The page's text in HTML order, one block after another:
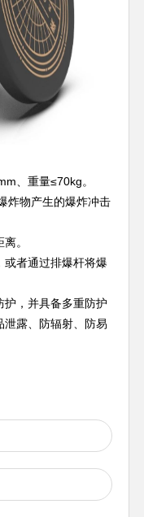
、重量≤70kg。
炸物产生的爆炸冲击
。
或者通过排爆杆将爆
护，并具备多重防护
泄露、防辐射、防易